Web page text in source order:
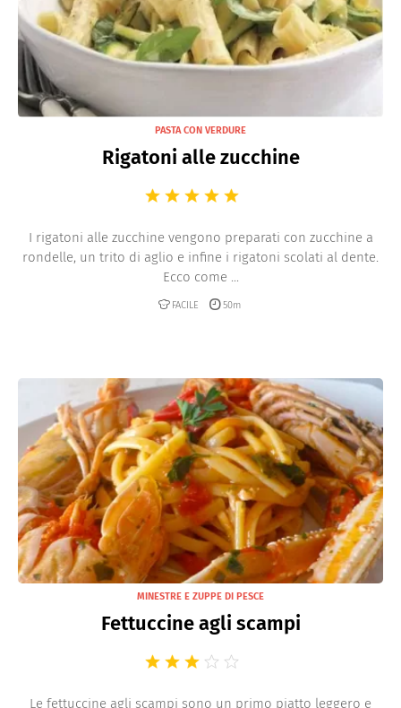
PASTA CON VERDURE
Rigatoni alle zucchine
I rigatoni alle zucchine vengono preparati con zucchine a
rondelle, un trito di aglio e infine i rigatoni scolati al dente.
Ecco come ...
FACILE 50m
MINESTRE E ZUPPE DI PESCE
Fettuccine agli scampi
Le fettuccine agli scampi sono un primo piatto leggero e